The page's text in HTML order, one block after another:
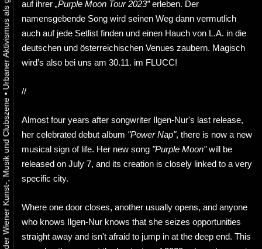
•
auf ihrer „Purple Moon Tour 2023”erleben. Der
namensgebende Song wird seinen Weg dann vermutlich
auch auf jede Setlist finden und einen Hauch von L.A. in die
deutschen und österreichischen Venues zaubern. Magisch
wird’s also bei uns am 30.11. im FLUCC!
//
Almost four years after songwriter Ilgen-Nur's last release,
her celebrated debut album "Power Nap", there is now a new
musical sign of life. Her new song "Purple Moon"will be
released on July 7, and its creation is closely linked to a very
specific city.
Where one door closes, another usually opens, and anyone
who knows Ilgen-Nur knows that she seizes opportunities
straight away and isn't afraid to jump in at the deep end. This